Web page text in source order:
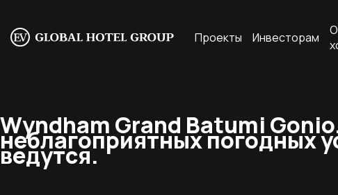
Проекты Инвесторам
О
Wyndham Grand Batumi
неблагоприятных погодных
ведутся.